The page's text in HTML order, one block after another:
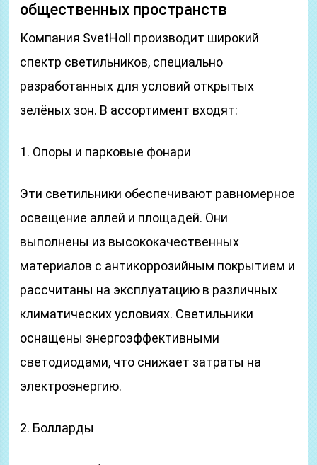
общественных пространств
Компания SvetHoll производит широкий
спектр светильников, специально
разработанных для условий открытых
зелёных зон. В ассортимент входят:
1. Опоры и парковые фонари
Эти светильники обеспечивают равномерное
освещение аллей и площадей. Они
выполнены из высококачественных
материалов с антикоррозийным покрытием и
рассчитаны на эксплуатацию в различных
климатических условиях. Светильники
оснащены энергоэффективными
светодиодами, что снижает затраты на
электроэнергию.
2. Болларды